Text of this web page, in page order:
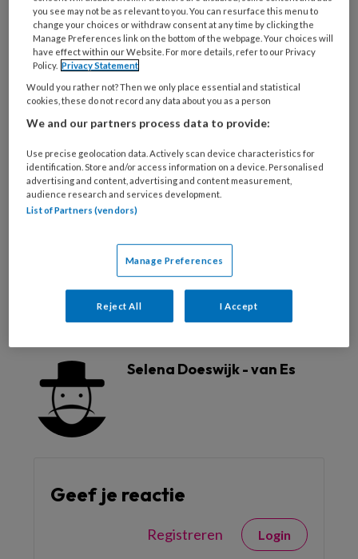
knieën, vroeger topvoetballer en nu
dementerend.
PREMIUM
Bekijk de mogelijkheden
Al abonnee?Log dan in
Reageer op dit artikel Deel dit artikel
Selena Doeswijk - van Es
Geef je reactie
Registreren Login
you see may not be as relevant to you. You can resurface this menu to
change your choices or withdraw consent at any time by clicking the
Manage Preferences link on the bottom of the webpage. Your choices will
have effect within our Website. For more details, refer to our Privacy
Policy. Privacy Statement
Would you rather not? Then we only place essential and statistical
cookies, these do not record any data about you as a person
We and our partners process data to provide:
Use precise geolocation data. Actively scan device characteristics for
identification. Store and/or access information on a device. Personalised
advertising and content, advertising and content measurement,
audience research and services development.
List of Partners (vendors)
Manage Preferences
Reject All I Accept